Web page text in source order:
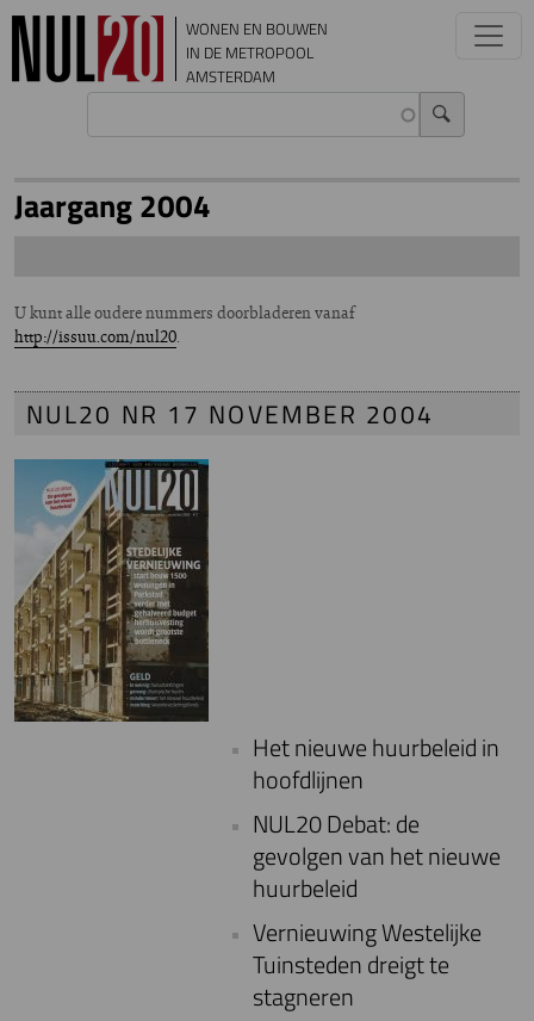
Overslaan en naar de inhoud gaan
WONEN EN BOUWEN
IN DE METROPOOL
AMSTERDAM
NUL20 NR 17 NOVEMBER 2004
Het nieuwe huurbeleid in
hoofdlijnen
NUL20 Debat: de
gevolgen van het nieuwe
huurbeleid
Vernieuwing Westelijke
Tuinsteden dreigt te
stagneren
Jaargang 2004
U kunt alle oudere nummers doorbladeren vanaf
http://issuu.com/nul20.